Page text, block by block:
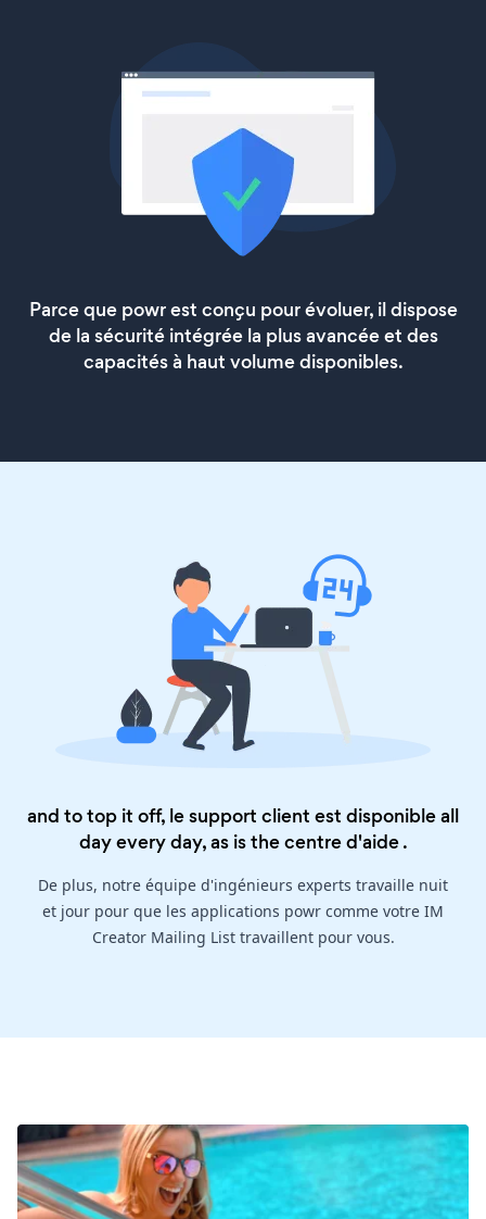
Parce que powr est conçu pour évoluer, il dispose
de la sécurité intégrée la plus avancée et des
capacités à haut volume disponibles.
and to top it off, le support client est disponible all
day every day, as is thecentre d'aide.
De plus, notre équipe d'ingénieurs experts travaille nuit
et jour pour que les applications powr comme votre IM
Creator Mailing List travaillent pour vous.